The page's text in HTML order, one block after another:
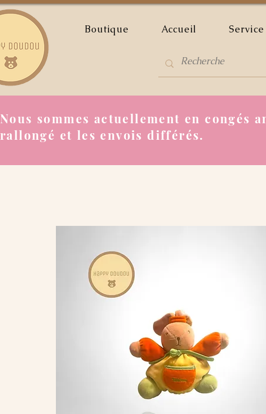
Boutique Accueil
Nous sommes actuellement en congés
rallongé et les envois différés.